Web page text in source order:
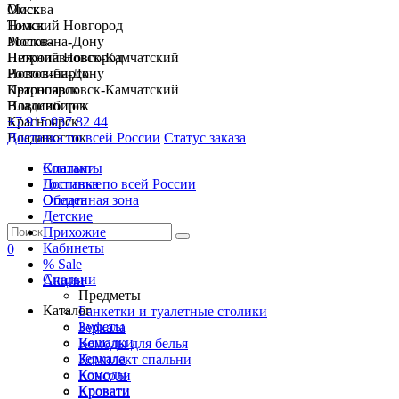
Москва
Нижний Новгород
Ростов-на-Дону
Петропавловск-Камчатский
Новосибирск
Красноярск
Владивосток
+7 915 037 82 44
Доставка по всей России Статус заказа
Спальни
Гостиные
Обеденная зона
Детские
Прихожие
Кабинеты
% Sale
Акции
Каталог
Буфеты
Вешалки
Зеркала
Комоды
Кровати
Омск
Томск
Москва
Нижний Новгород
Ростов-на-Дону
Петропавловск-Камчатский
Новосибирск
Красноярск
Владивосток
Контакты
Доставка по всей России
Оплата
0
Спальни
Предметы
Банкетки и туалетные столики
Зеркала
Комоды для белья
Комплект спальни
Консоли
Кровати